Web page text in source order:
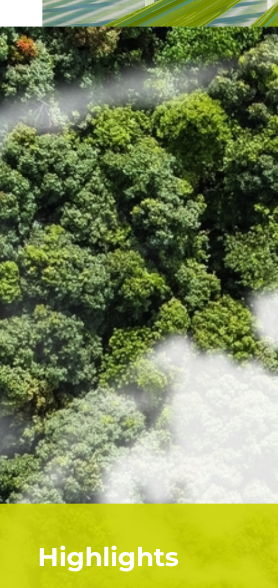
Wir bringen Ihre Energieversorgung auf ein
Durch den Einsatz organischer Reststoffe
Strom und Wärme
Synthetisches Gas als Ersatz für fossile
grünen Wasserstoff und Methan
Nachhaltige und wirtschaftliche
Kommunen
insbesondere zur Nah- und
Fernwärmeversorgung
Strom +
Highlights